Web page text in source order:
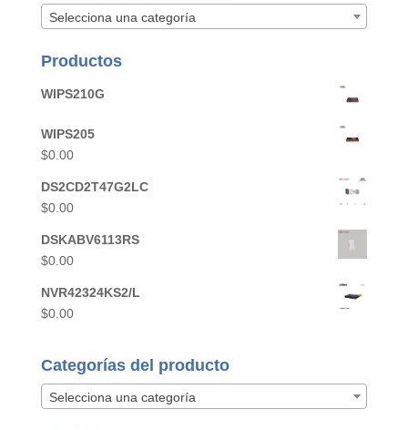
Selecciona una categoría
Productos
WIPS210G
WIPS205
$0.00
DS2CD2T47G2LC
$0.00
DSKABV6113RS
$0.00
NVR42324KS2/L
$0.00
Categorías del producto
Selecciona una categoría